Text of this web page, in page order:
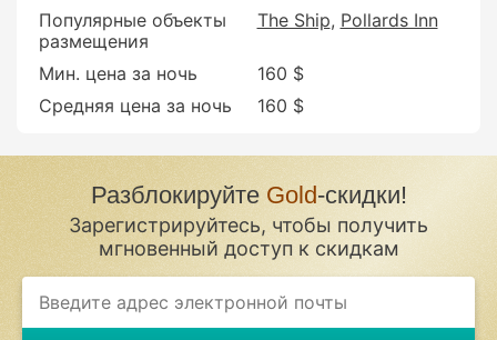
Популярные объекты
размещения
The Ship Pollards Inn
Мин. цена за ночь
160 $
Средняя цена за ночь
160 $
Разблокируйте Gold-скидки!
Зарегистрируйтесь, чтобы получить
мгновенный доступ к скидкам
If
you